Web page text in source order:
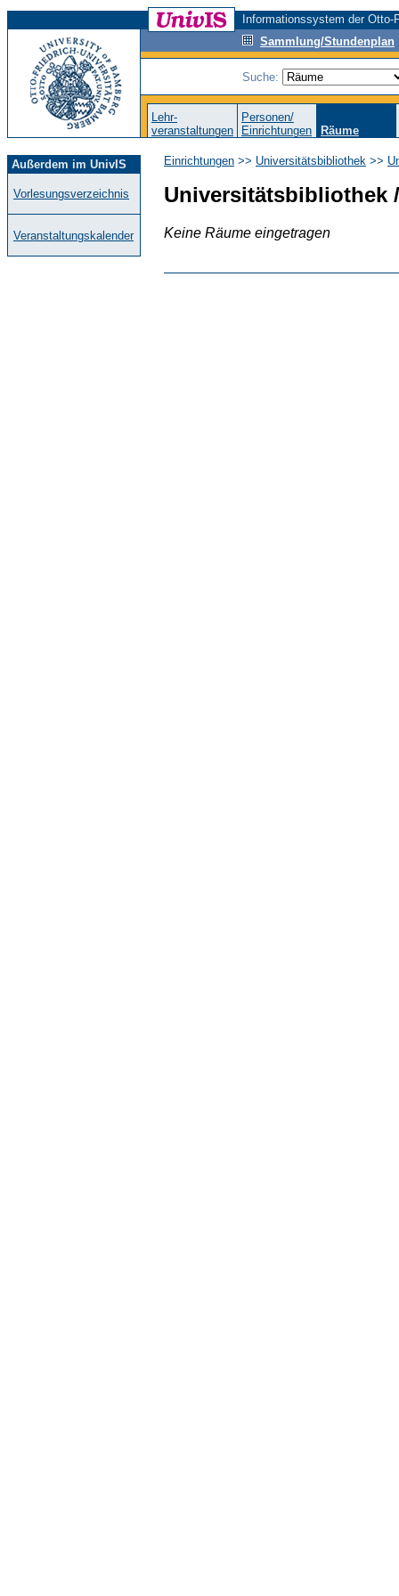
Informationssystem der
Sammlung/Stundenplan
Suche:
Lehr-
veranstaltungen
Personen/
Einrichtungen
Räume
Außerdem im UnivIS
Vorlesungsverzeichnis
Veranstaltungskalender
Einrichtungen >> Universitätsbibliothek >>
Universitätsbibliothek
Keine Räume eingetragen